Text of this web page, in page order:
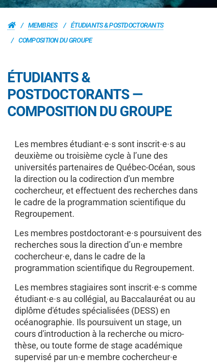
MEMBRES
ÉTUDIANTS & POSTDOCTORANTS
COMPOSITION DU GROUPE
ÉTUDIANTS &
POSTDOCTORANTS —
COMPOSITION DU GROUPE
Les membres étudiant·e·s sont inscrit·e·s au
deuxième ou troisième cycle à l’une des
universités partenaires de Québec-Océan, sous
la direction ou la codirection d'un membre
cochercheur, et effectuent des recherches dans
le cadre de la programmation scientifique du
Regroupement.
Les membres postdoctorant·e·s poursuivent des
recherches sous la direction d’un·e membre
cochercheur·e, dans le cadre de la
programmation scientifique du Regroupement.
Les membres stagiaires sont inscrit·e·s comme
étudiant·e·s au collégial, au Baccalauréat ou au
diplôme d'études spécialisées (DESS) en
océanographie. Ils poursuivent un stage, un
cours d'introduction à la recherche ou micro-
thèse, ou toute forme de stage académique
supervisé par un·e membre cochercheur·e